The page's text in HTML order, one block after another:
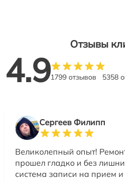
Отзывы
4.91799 отзывов 5358
Сергеев Филипп
Великолепный опыт!
прошел гладко и без
система записи на прием